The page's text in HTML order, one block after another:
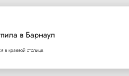
в Барнаул
в краевой столице.